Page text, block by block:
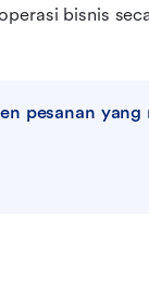
bisnis
pesanan yang